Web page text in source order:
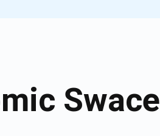
Swace